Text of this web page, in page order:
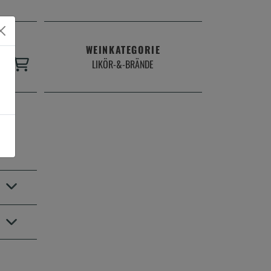
WEINKATEGORIE
LIKÖR-&-BRÄNDE